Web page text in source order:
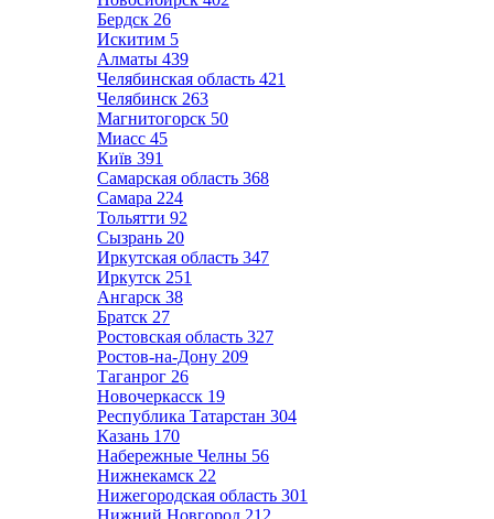
Бердск 26
Искитим 5
Алматы 439
Челябинская область 421
Челябинск 263
Магнитогорск 50
Миасс 45
Київ 391
Самарская область 368
Самара 224
Тольятти 92
Сызрань 20
Иркутская область 347
Иркутск 251
Ангарск 38
Братск 27
Ростовская область 327
Ростов-на-Дону 209
Таганрог 26
Новочеркасск 19
Республика Татарстан 304
Казань 170
Набережные Челны 56
Нижнекамск 22
Нижегородская область 301
Нижний Новгород 212